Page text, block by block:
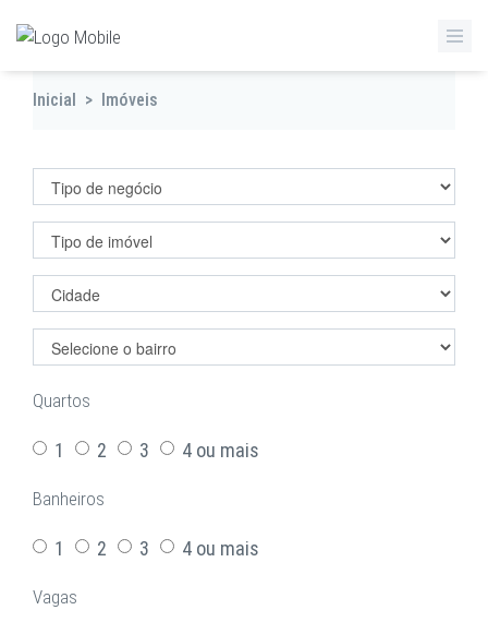
Inicial > Imóveis
Quartos
1 2 3 4 ou mais
Banheiros
1 2 3 4 ou mais
Vagas